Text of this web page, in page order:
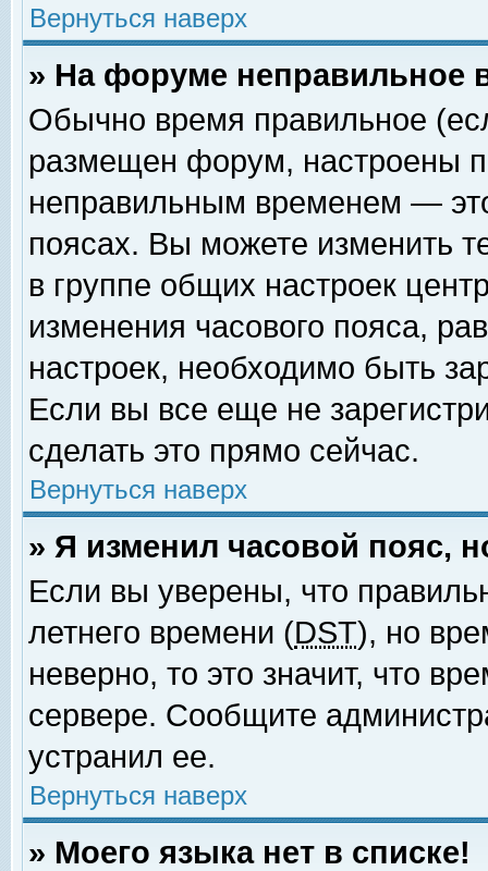
Вернуться наверх
» На форуме неправильное
Обычно время правильное
размещен форум, настроены
неправильным временем —
поясах. Вы можете изменить
в группе общих настроек
изменения часового пояса,
настроек, необходимо быть
Если вы все еще не
сделать это прямо сейчас.
Вернуться наверх
» Я изменил часовой пояс,
Если вы уверены, что
летнего времени (DST), но
неверно, то это значит, что
сервере. Сообщите
устранил ее.
Вернуться наверх
» Моего языка нет в списке!